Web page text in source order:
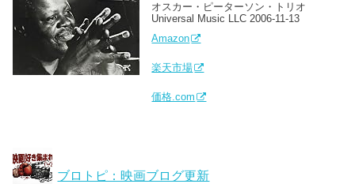
オスカー・ピーターソン・トリオ
Universal Music LLC 2006-11-13
Amazon
楽天市場
価格.com
ブロトピ：映画ブログ更新